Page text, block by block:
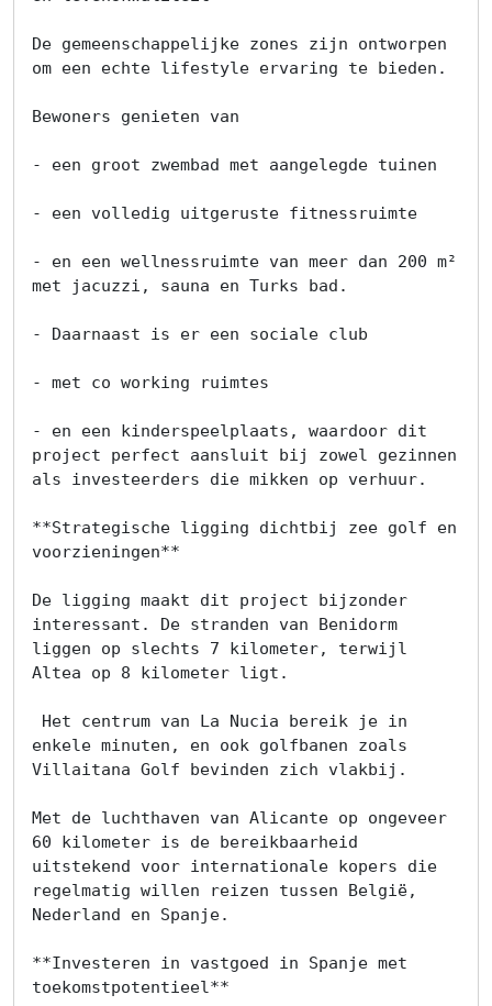
Alle
Panden
Over
team
Ons
Contacteer
ons
Blog
Cookies
De gemeenschappelijke zones zijn ontworpen
om een echte lifestyle ervaring te bieden.
Bewoners genieten van
- een groot zwembad met aangelegde tuinen
- een volledig uitgeruste fitnessruimte
- en een wellnessruimte van meer dan 200 m²
met jacuzzi, sauna en Turks bad.
- Daarnaast is er een sociale club
- met co working ruimtes
- en een kinderspeelplaats, waardoor dit
project perfect aansluit bij zowel gezinnen
als investeerders die mikken op verhuur.
**Strategische ligging dichtbij zee golf en
voorzieningen**
De ligging maakt dit project bijzonder
interessant. De stranden van Benidorm
liggen op slechts 7 kilometer, terwijl
Altea op 8 kilometer ligt.
enkele minuten, en ook golfbanen zoals
Villaitana Golf bevinden zich vlakbij.
Met de luchthaven van Alicante op ongeveer
60 kilometer is de bereikbaarheid
uitstekend voor internationale kopers die
regelmatig willen reizen tussen België,
Nederland en Spanje.
**Investeren in vastgoed in Spanje met
toekomstpotentieel**